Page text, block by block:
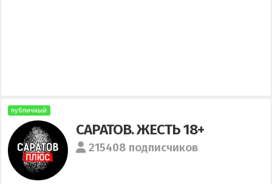
публичный
САРАТОВ. ЖЕСТЬ 18+
215408 подписчиков